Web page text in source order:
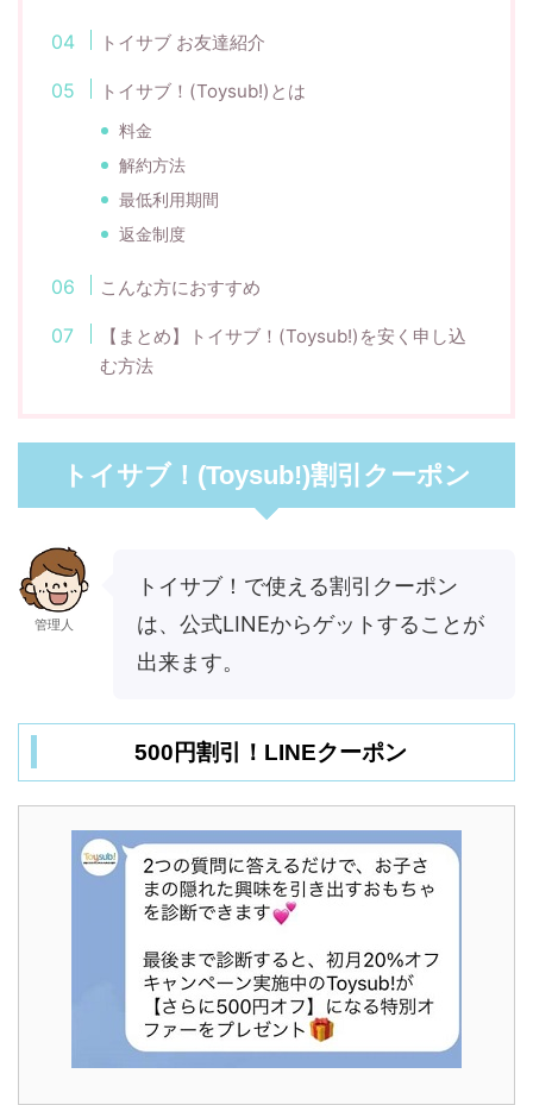
トイサブ お友達紹介
トイサブ！(Toysub!)とは
料金
解約方法
最低利用期間
返金制度
こんな方におすすめ
【まとめ】トイサブ！(Toysub!)を安く申し込
む方法
トイサブ！(Toysub!)割引クーポン
管理人
トイサブ！で使える割引クーポン
は、公式LINEからゲットすることが
出来ます。
500円割引！LINEクーポン